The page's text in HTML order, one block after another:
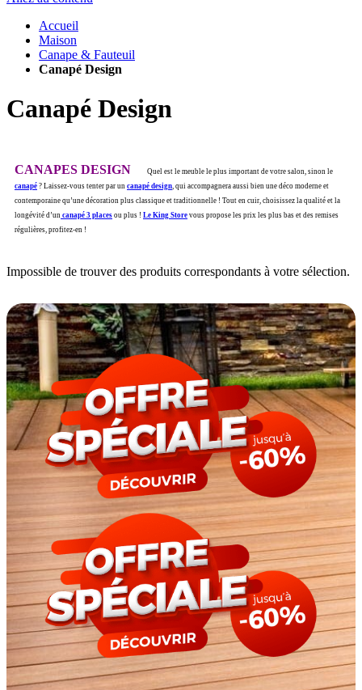
Accueil
Maison
Canape & Fauteuil
Canapé Design
Canapé Design
CANAPES DESIGN
Quel est le meuble le plus important de votre salon, sinon le
canapé ? Laissez-vous tenter par un canapé design , qui accompagnera aussi bien une déco moderne et
contemporaine qu’une décoration plus classique et traditionnelle ! Tout en cuir, choisissez la qualité et la
longévité d’un canapé 3 places ou plus ! Le King Store vous propose les prix les plus bas et des remises
régulières, profitez-en !
Impossible de trouver des produits correspondants à votre sélection.